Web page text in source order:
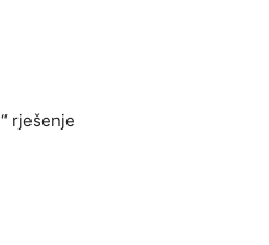
rješenje